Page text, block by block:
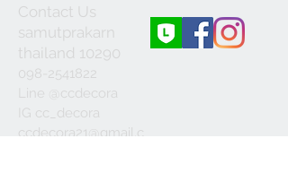
Contact Us
samutprakarn
thailand 10290
098-2541822
Line @ccdecora
IG cc_decora
ccdecora21@gmail.c